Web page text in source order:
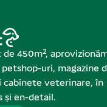
de 450m²,
uri, magazine
cabinete veterinare, în
și en-detail.